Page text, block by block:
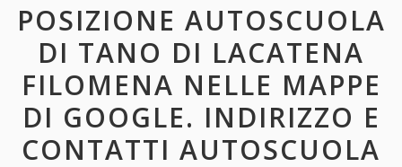
POSIZIONE AUTOSCUOLA
DI TANO DI LACATENA
FILOMENA NELLE MAPPE
DI GOOGLE. INDIRIZZO E
CONTATTI AUTOSCUOLA